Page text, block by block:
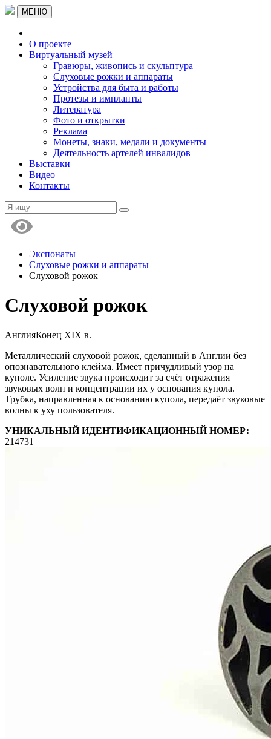
МЕНЮ
О проекте
Виртуальный музей
Гравюры, живопись и скульптура
Слуховые рожки и аппараты
Устройства для быта и работы
Протезы и импланты
Литература
Фото и открытки
Реклама
Монеты, знаки, медали и документы
Деятельность артелей инвалидов
Выставки
Видео
Контакты
Экспонаты
Слуховые рожки и аппараты
Слуховой рожок
Слуховой рожок
АнглияКонец XIX в.
Металлический слуховой рожок, сделанный в Англии без
опознавательного клейма. Имеет причудливый узор на
куполе. Усиление звука происходит за счёт отражения
звуковых волн и концентрации их у основания купола.
Трубка, направленная к основанию купола, передаёт звуковые
волны к уху пользователя.
УНИКАЛЬНЫЙ ИДЕНТИФИКАЦИОННЫЙ НОМЕР:
214731